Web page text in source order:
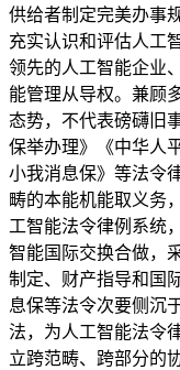
供给者制定完美办事
充实认识和评估人工
领先的人工智能企业
能管理从导权。兼顾
态势，不代表磅礴旧
保举办理》《中华人
小我消息保》等法令
畴的本能机能取义务
工智能法令律例系统
智能国际交换合做，
制定、财产指导和国
息保等法令次要侧沉
法，为人工智能法令
立跨范畴、跨部分的